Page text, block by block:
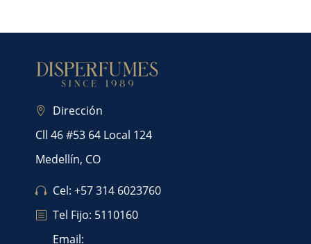
Dirección
Cll 46 #53 64 Local 124
Medellín, CO
Cel: +57 314 6023760
Tel Fijo: 5110160
Email: